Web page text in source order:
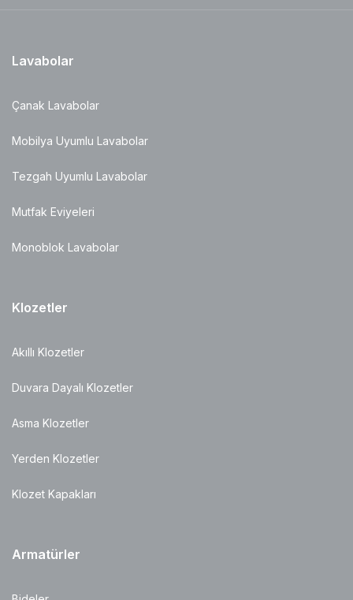
Lavabolar
Çanak Lavabolar
Mobilya Uyumlu Lavabolar
Tezgah Uyumlu Lavabolar
Mutfak Eviyeleri
Monoblok Lavabolar
Klozetler
Akıllı Klozetler
Duvara Dayalı Klozetler
Asma Klozetler
Yerden Klozetler
Klozet Kapakları
Armatürler